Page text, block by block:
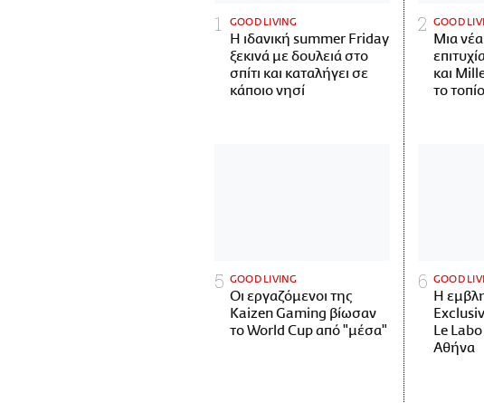
GOOD LIVING
Η ιδανική summer Friday
ξεκινά με δουλειά στο
σπίτι και καταλήγει σε
κάποιο νησί
GOOD
Μια
και
το
GOOD LIVING
Οι εργαζόμενοι της
Kaizen Gaming βίωσαν
το World Cup από "μέσα"
GOOD
Η
Le
Αθήνα